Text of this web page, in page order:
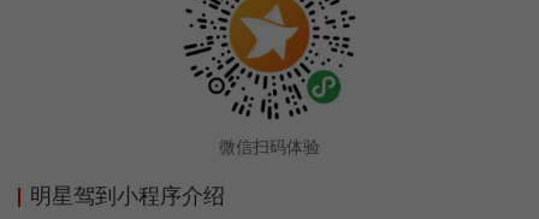
微信扫码体验
明星驾到小程序介绍